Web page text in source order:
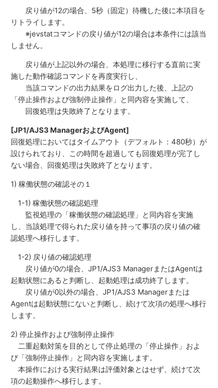
戻り値が12の場合、5秒（固定）待機した後に本項目を
リトライします。
※jevstatコマンドの戻り値が12の場合は本条件には該当
しません。
戻り値が上記以外の場合、本処理に移行する直前に実
施した動作確認コマンドを再度実行し、
当該コマンドの出力結果をログ出力した後、上記の
「停止操作および強制停止操作」と同内容を実施して、
回復処理は失敗終了となります。
[JP1/AJS3 ManagerおよびAgent]
回復処理においてはタイムアウト（デフォルト：480秒）が
設けられており、この時間を超過しても回復処理が完了し
ない場合、回復処理は失敗終了となります。
1) 稼働状態の確認その１
1-1) 稼働状態の確認処理
監視処理の「稼働状態の確認処理」と同内容を実施
し、当該処理で得られた戻り値を持って事項の戻り値の確
認処理へ移行します。
1-2) 戻り値の確認処理
戻り値が0の場合、JP1/AJS3 ManagerまたはAgentは
起動状態にあると判断し、起動処理は成功終了します。
戻り値が0以外の場合、JP1/AJS3 Managerまたは
Agentは起動状態にないと判断し、続けて次項の処理へ移行
します。
2) 停止操作および強制停止操作
二重起動対策を目的として停止処理の「停止操作」およ
び「強制停止操作」と同内容を実施します。
本操作における実行結果は評価対象とはせず、続けて次
項の起動操作へ移行します。